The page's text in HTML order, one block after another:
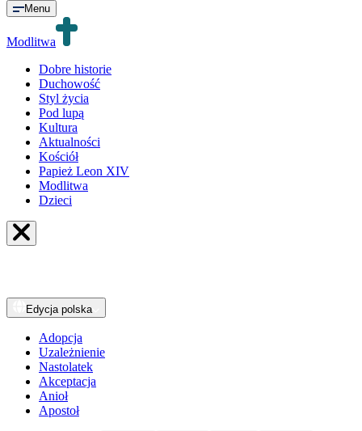
Menu
Modlitwa
Dobre historie
Duchowość
Styl życia
Pod lupą
Kultura
Aktualności
Kościół
Papież Leon XIV
Modlitwa
Dzieci
Edycja polska
Adopcja
Uzależnienie
Nastolatek
Akceptacja
Anioł
Apostoł